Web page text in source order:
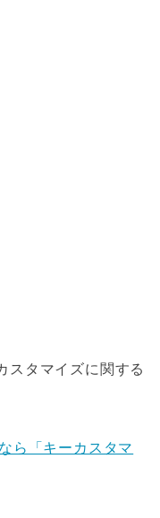
スタマイズに関する
ら「キーカスタマ